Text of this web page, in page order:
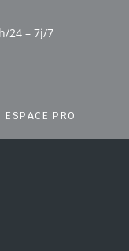
24 – 7j/7
ESPACE PRO